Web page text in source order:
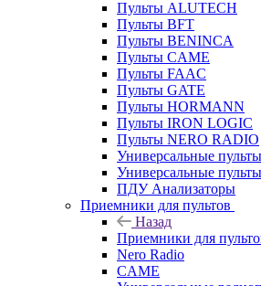
Пульты ALUTECH
Пульты BFT
Пульты BENINCA
Пульты CAME
Пульты FAAC
Пульты GATE
Пульты HORMANN
Пульты IRON LOGIC
Пульты NERO RADIO
Универсальные
Универсальные
ПДУ Анализаторы
Приемники для пультов
Назад
Приемники для
Nero Radio
CAME